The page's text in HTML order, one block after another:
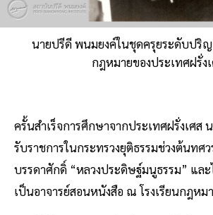
นายปรีดี พนมยงค์ในชุดครุยระดับปริ
กฎหมายของประเทศฝรั่ง
ครั้นสำเร็จการศึกษาจากประเทศฝรั่งเศส
รับราชการในกระทรวงยุติธรรมช่วงต้นทศ
บรรดาศักดิ์ “หลวงประดิษฐ์มนูธรรม” แล
เป็นอาจารย์สอนหนังสือ ณ โรงเรียนกฎหม